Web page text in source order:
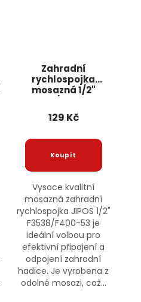
Zahradní
rychlospojka
mosazná 1/2"
JIPOS
129 Kč
Vysoce kvalitní
mosazná zahradní
rychlospojka JIPOS 1/2"
F3538/F400-53 je
ideální volbou pro
efektivní připojení a
odpojení zahradní
hadice. Je vyrobena z
odolné mosazi, což...